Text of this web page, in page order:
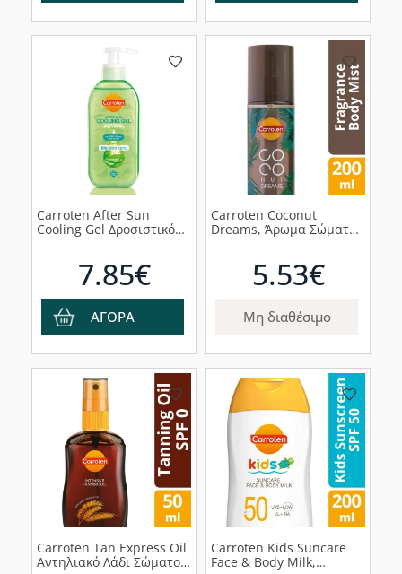
Carroten After Sun
Cooling Gel Δροσιστικό
7.85€
ΑΓΟΡΑ
Carroten Coconut
Dreams, Άρωμα Σώματος
5.53€
Μη διαθέσιμο
Carroten Tan Express Oil
Αντηλιακό Λάδι Σώματος
Carroten Kids Suncare
Face & Body Milk,